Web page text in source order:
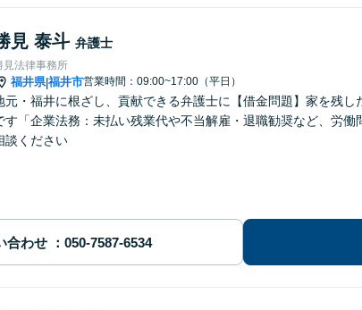
見 泰斗 弁護士
見法律事務所
福井県|福井市営業時間：09:00~17:00（平日）
元・福井に根ざし、貢献できる弁護士に【借金問題】家を残
す「企業法務：未払い残業代や不当解雇・退職勧奨など、労
談ください
合わせ